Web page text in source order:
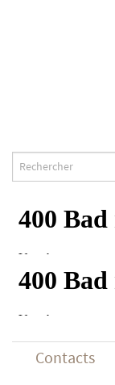
Contacts